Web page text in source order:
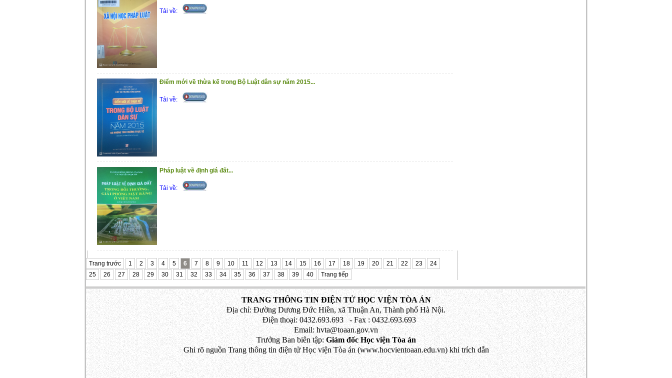
Tải về:
Điểm mới về thừa kế trong Bộ Luật dân sự năm 2015...
Tải về:
Pháp luật về định giá đất...
Tải về:
Trang trước 1 2 3 4 5 6 7 8 9 10 11 12 13 14 15 16 17 18 19 20 21 22 23
24
25
26 27 28 29 30 31 32 33 34 35 36 37 38 39 40 Trang tiếp
TRANG THÔNG TIN ĐIỆN TỬ HỌC VIỆN TÒA ÁN
Địa chỉ: Đường Dương Đức Hiền, xã Thuận An, Thành phố Hà Nội.
Điện thoại: 0432.693.693 - Fax : 0432.693.693
Email: hvta@toaan.gov.vn
Trưởng Ban biên tập:Giám đốc Học viện Tòa án
Ghi rõ nguồn Trang thông tin điện tử Học viện Tòa án (www.hocvientoaan.edu.vn) khi trích dẫn